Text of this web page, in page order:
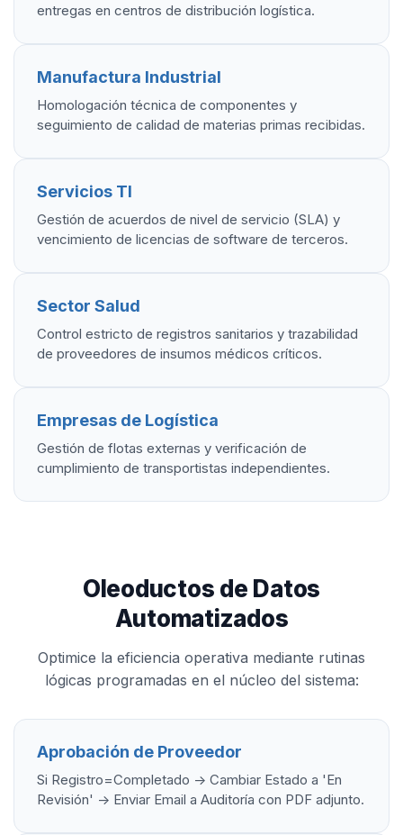
entregas en centros de distribución logística.
Manufactura Industrial
Homologación técnica de componentes y
seguimiento de calidad de materias primas recibidas.
Servicios TI
Gestión de acuerdos de nivel de servicio (SLA) y
vencimiento de licencias de software de terceros.
Sector Salud
Control estricto de registros sanitarios y trazabilidad
de proveedores de insumos médicos críticos.
Empresas de Logística
Gestión de flotas externas y verificación de
cumplimiento de transportistas independientes.
Oleoductos de Datos
Automatizados
Optimice la eficiencia operativa mediante rutinas
lógicas programadas en el núcleo del sistema:
Aprobación de Proveedor
Si Registro=Completado -> Cambiar Estado a 'En
Revisión' -> Enviar Email a Auditoría con PDF adjunto.